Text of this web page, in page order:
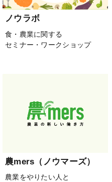
ノウラボ
食・農業に関する
セミナー・ワークショップ
農mers（ノウマーズ）
農業をやりたい人と